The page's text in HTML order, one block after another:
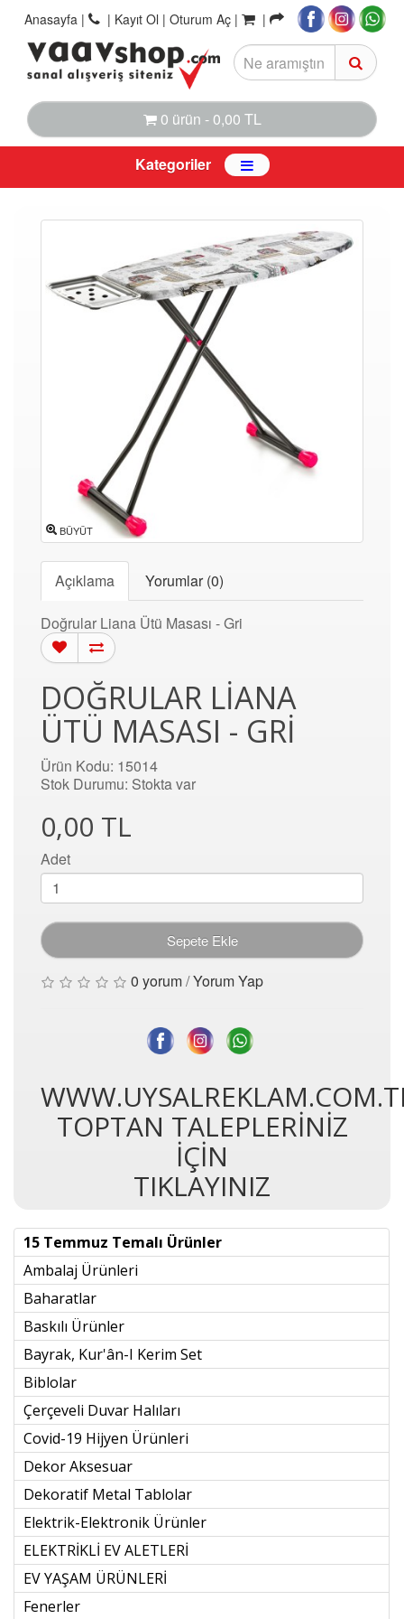
Anasayfa | | Kayıt Ol | Oturum Aç | |
0 ürün - 0,00 TL
Kategoriler
BÜYÜT
Açıklama Yorumlar (0)
Doğrular Liana Ütü Masası - Gri
DOĞRULAR LIANA
ÜTÜ MASASI - GRI
Ürün Kodu: 15014
Stok Durumu: Stokta var
0,00 TL
Adet
Sepete Ekle
0 yorum/Yorum Yap
TOPTAN TALEPLERİNİZ
İÇİN
TIKLAYINIZ
15 Temmuz Temalı Ürünler
Ambalaj Ürünleri
Baharatlar
Baskılı Ürünler
Bayrak, Kur'ân-I Kerim Set
Biblolar
Çerçeveli Duvar Halıları
Covid-19 Hijyen Ürünleri
Dekor Aksesuar
Dekoratif Metal Tablolar
Elektrik-Elektronik Ürünler
ELEKTRİKLİ EV ALETLERİ
EV YAŞAM ÜRÜNLERİ
Fenerler